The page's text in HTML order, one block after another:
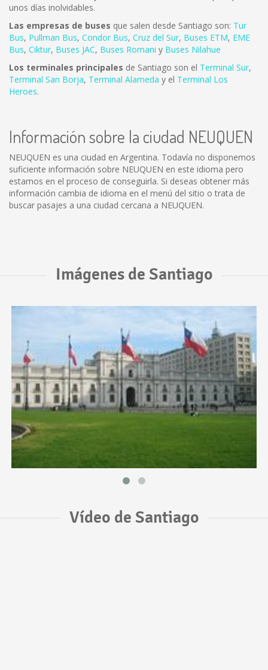
unos días inolvidables.
Las empresas de buses que salen desde Santiago son: Tur
Bus, Pullman Bus, Condor Bus, Cruz del Sur, Buses ETM, EME
Bus, Ciktur, Buses JAC, Buses Romani y Buses Nilahue
Los terminales principales de Santiago son el Terminal Sur,
Terminal San Borja, Terminal Alameda y el Terminal Los
Heroes.
Información sobre la ciudad NEUQUEN
NEUQUEN es una ciudad en Argentina. Todavía no disponemos
suficiente información sobre NEUQUEN en este idioma pero
estamos en el proceso de conseguirla. Si deseas obtener más
información cambia de idioma en el menú del sitio o trata de
buscar pasajes a una ciudad cercana a NEUQUEN.
Imágenes de Santiago
Vídeo de Santiago